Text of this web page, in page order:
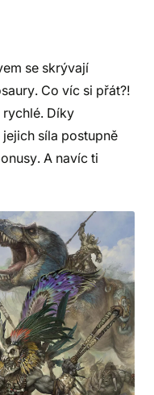
se skrývají
Co víc si přát?!
Díky
síla postupně
A navíc ti